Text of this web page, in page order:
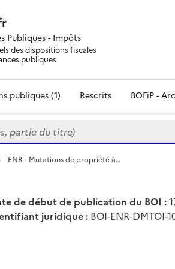
Publiques - Impôts
des dispositions fiscales
publiques
publiques (1) Rescrits BOFiP -
du titre)
ENR - Mutations de propriété à…
de début de publication du BOI :
juridique : BOI-ENR-DMTOI-